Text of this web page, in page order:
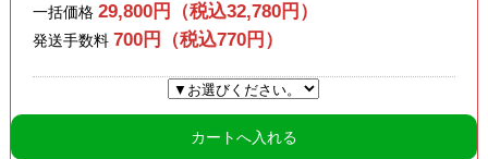
一括価格 29,800円（税込32,780円）
発送手数料 700円（税込770円）
カートへ入れる